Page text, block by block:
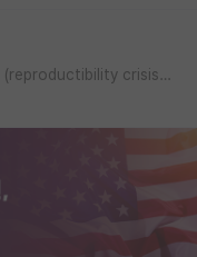
지난 10년간 국제 심리학계를 뒤흔든 재현위기 (reproductibility crisis) 요약 (1편)